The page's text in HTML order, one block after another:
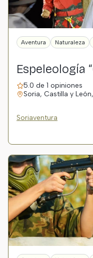
Aventura Naturaleza
Espeleología
5.0 de 1 opiniones
Soria, Castilla y
Soriaventura